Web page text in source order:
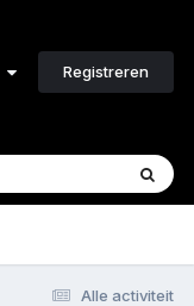
Registreren
Alle activiteit